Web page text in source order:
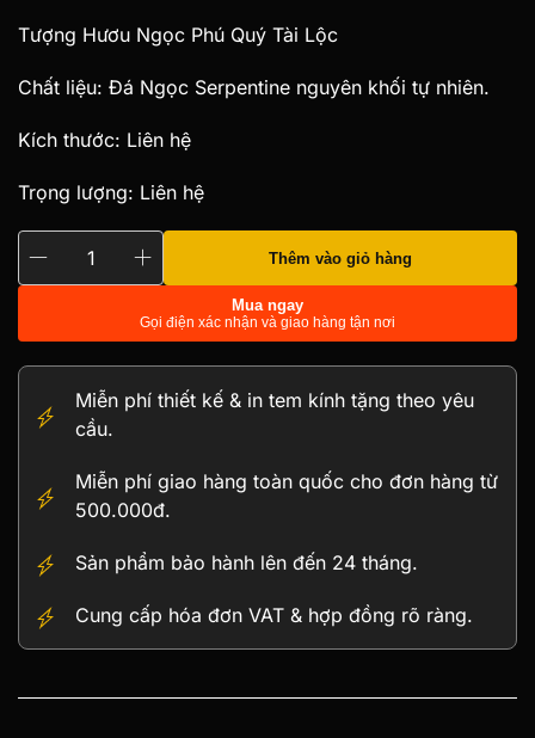
168.000.000 ₫.
là:
Tượng Hươu Ngọc Phú Quý Tài Lộc
Chất liệu: Đá Ngọc Serpentine nguyên khối tự nhiên.
Kích thước: Liên hệ
Trọng lượng: Liên hệ
Tài
lượng
Thêm vào giỏ hàng
Mua ngay
Gọi điện xác nhận và giao hàng tận nơi
Miễn phí thiết kế & in tem kính tặng theo yêu
cầu.
Miễn phí giao hàng toàn quốc cho đơn hàng từ
500.000đ.
Sản phẩm bảo hành lên đến 24 tháng.
Cung cấp hóa đơn VAT & hợp đồng rõ ràng.